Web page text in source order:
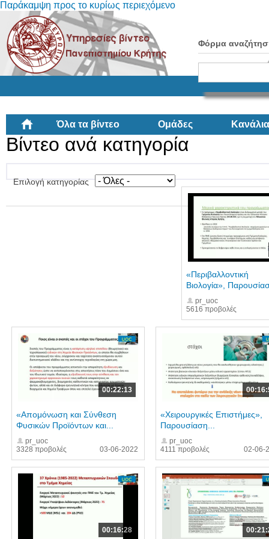
Παράκαμψη προς το κυρίως περιεχόμενο
Φόρμα
Όλα τα βίντεο Ομάδες Κανάλια
Βίντεο ανά κατηγορία
Επιλογή κατηγορίας
5616 προβολές
«Περιβαλλοντική
Βιολογία»,
pr_uoc
00:22:13
3328 προβολές
«Απομόνωση και Σύνθεση
Φυσικών Προϊόντων και...
pr_uoc
03-06-2022
4111 προβολές
«Χειρουργικές Επιστήμες»,
Παρουσίαση...
pr_uoc
02-06-
00:16:28